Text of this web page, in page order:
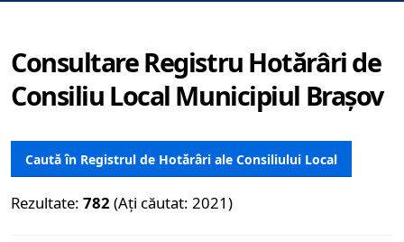
Consultare Registru Hotărâri de
Consiliu Local Municipiul Brașov
Caută în Registrul de Hotărâri ale Consiliului Local
Rezultate: 782 (Ați căutat: 2021)